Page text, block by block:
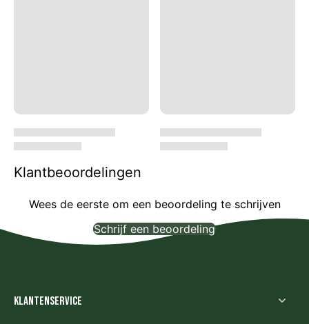
Klantbeoordelingen
Wees de eerste om een beoordeling te schrijven
Schrijf een beoordeling
Klantenservice